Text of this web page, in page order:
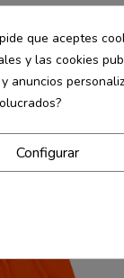
mejorar la
que aceptes
y las cookies
anuncios
Configurar